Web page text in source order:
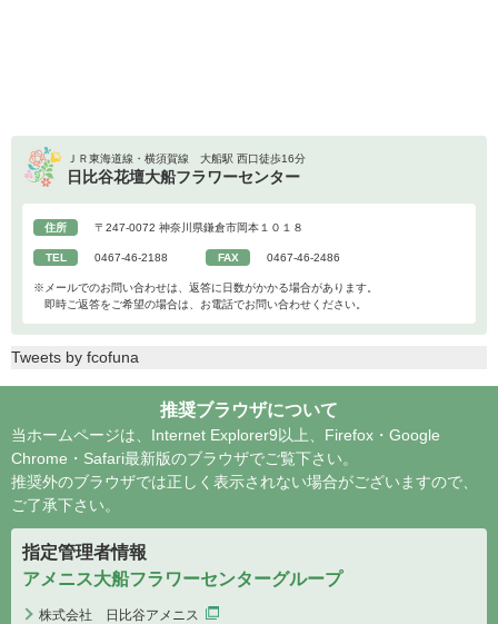
ＪＲ東海道線・横須賀線 大船駅 西口徒歩16分
日比谷花壇大船フラワーセンター
住所 〒247-0072 神奈川県鎌倉市岡本１０１８
TEL 0467-46-2188 FAX 0467-46-2486
※メールでのお問い合わせは、返答に日数がかかる場合があります。
即時ご返答をご希望の場合は、お電話でお問い合わせください。
Tweets by fcofuna
推奨ブラウザについて
当ホームページは、Internet Explorer9以上、Firefox・Google
Chrome・Safari最新版のブラウザでご覧下さい。
推奨外のブラウザでは正しく表示されない場合がございますので、
ご了承下さい。
指定管理者情報
アメニス大船フラワーセンターグループ
株式会社 日比谷アメニス